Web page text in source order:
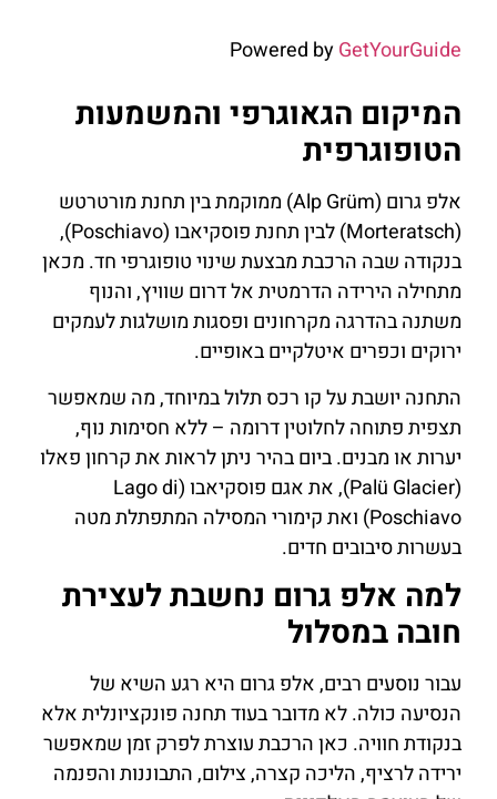
Powered byGetYourGuide
המיקום הגאוגרפי והמשמעות
הטופוגרפית
אלפ גרום (Alp Grüm) ממוקמת בין תחנת מורטרטש
(Morteratsch) לבין תחנת פוסקיאבו (Poschiavo),
בנקודה שבה הרכבת מבצעת שינוי טופוגרפי חד. מכאן
מתחילה הירידה הדרמטית אל דרום שוויץ, והנוף
משתנה בהדרגה מקרחונים ופסגות מושלגות לעמקים
ירוקים וכפרים איטלקיים באופיים.
התחנה יושבת על קו רכס תלול במיוחד, מה שמאפשר
תצפית פתוחה לחלוטין דרומה – ללא חסימות נוף,
יערות או מבנים. ביום בהיר ניתן לראות את קרחון פאלו
(Palü Glacier), את אגם פוסקיאבו (Lago di
Poschiavo) ואת קימורי המסילה המתפתלת מטה
בעשרות סיבובים חדים.
למה אלפ גרום נחשבת לעצירת
חובה במסלול
עבור נוסעים רבים, אלפ גרום היא רגע השיא של
הנסיעה כולה. לא מדובר בעוד תחנה פונקציונלית אלא
בנקודת חוויה. כאן הרכבת עוצרת לפרק זמן שמאפשר
ירידה לרציף, הליכה קצרה, צילום, התבוננות והפנמה